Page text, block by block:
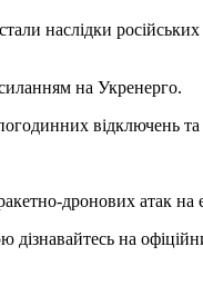
наслідки російських
на Укренерго.
погодинних
дронових атак на
на